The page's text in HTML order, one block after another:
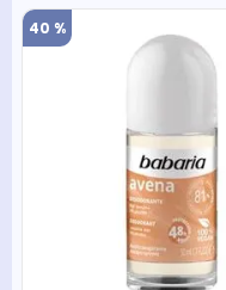
40 %